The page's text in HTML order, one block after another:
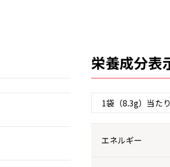
栄養成分表
エネルギー